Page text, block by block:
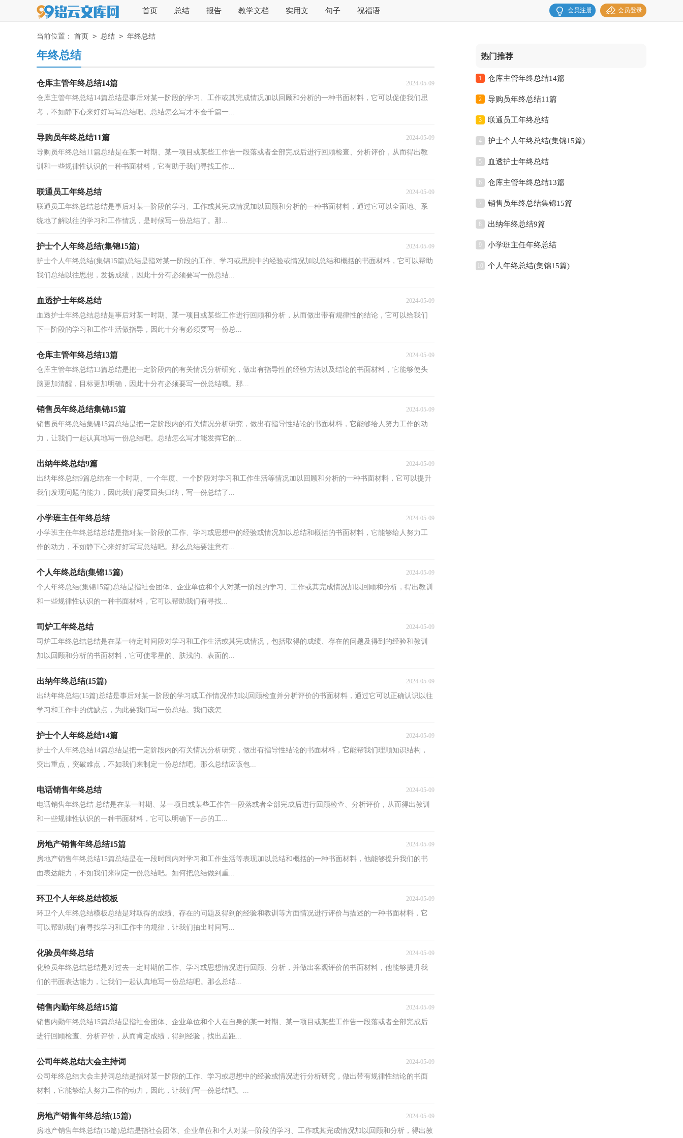
首页 总结 报告 教学文档 实用文 句子 祝福语 会员登录
会员注册
当前位置： 首页 > 总结 > 年终总结
年终总结
仓库主管年终总结14篇 2024-05-09
仓库主管年终总结14篇总结是事后对某一阶段的学习、工作或其完成情况加以回顾和分析的一种书面材料，它可以促使我们思
考，不如静下心来好好写写总结吧。总结怎么写才不会千篇一...
导购员年终总结11篇 2024-05-09
导购员年终总结11篇总结是在某一时期、某一项目或某些工作告一段落或者全部完成后进行回顾检查、分析评价，从而得出教
训和一些规律性认识的一种书面材料，它有助于我们寻找工作...
联通员工年终总结 2024-05-09
联通员工年终总结总结是事后对某一阶段的学习、工作或其完成情况加以回顾和分析的一种书面材料，通过它可以全面地、系
统地了解以往的学习和工作情况，是时候写一份总结了。那...
护士个人年终总结(集锦15篇) 2024-05-09
护士个人年终总结(集锦15篇)总结是指对某一阶段的工作、学习或思想中的经验或情况加以总结和概括的书面材料，它可以帮助
我们总结以往思想，发扬成绩，因此十分有必须要写一份总结...
血透护士年终总结 2024-05-09
血透护士年终总结总结是事后对某一时期、某一项目或某些工作进行回顾和分析，从而做出带有规律性的结论，它可以给我们
下一阶段的学习和工作生活做指导，因此十分有必须要写一份总...
仓库主管年终总结13篇 2024-05-09
仓库主管年终总结13篇总结是把一定阶段内的有关情况分析研究，做出有指导性的经验方法以及结论的书面材料，它能够使头
脑更加清醒，目标更加明确，因此十分有必须要写一份总结哦。那...
销售员年终总结集锦15篇 2024-05-09
销售员年终总结集锦15篇总结是把一定阶段内的有关情况分析研究，做出有指导性结论的书面材料，它能够给人努力工作的动
力，让我们一起认真地写一份总结吧。总结怎么写才能发挥它的...
出纳年终总结9篇 2024-05-09
出纳年终总结9篇总结在一个时期、一个年度、一个阶段对学习和工作生活等情况加以回顾和分析的一种书面材料，它可以提升
我们发现问题的能力，因此我们需要回头归纳，写一份总结了...
小学班主任年终总结 2024-05-09
小学班主任年终总结总结是指对某一阶段的工作、学习或思想中的经验或情况加以总结和概括的书面材料，它能够给人努力工
作的动力，不如静下心来好好写写总结吧。那么总结要注意有...
个人年终总结(集锦15篇) 2024-05-09
个人年终总结(集锦15篇)总结是指社会团体、企业单位和个人对某一阶段的学习、工作或其完成情况加以回顾和分析，得出教训
和一些规律性认识的一种书面材料，它可以帮助我们有寻找...
司炉工年终总结 2024-05-09
司炉工年终总结总结是在某一特定时间段对学习和工作生活或其完成情况，包括取得的成绩、存在的问题及得到的经验和教训
加以回顾和分析的书面材料，它可使零星的、肤浅的、表面的...
出纳年终总结(15篇) 2024-05-09
出纳年终总结(15篇)总结是事后对某一阶段的学习或工作情况作加以回顾检查并分析评价的书面材料，通过它可以正确认识以往
学习和工作中的优缺点，为此要我们写一份总结。我们该怎...
护士个人年终总结14篇 2024-05-09
护士个人年终总结14篇总结是把一定阶段内的有关情况分析研究，做出有指导性结论的书面材料，它能帮我们理顺知识结构，
突出重点，突破难点，不如我们来制定一份总结吧。那么总结应该包...
电话销售年终总结 2024-05-09
电话销售年终总结 总结是在某一时期、某一项目或某些工作告一段落或者全部完成后进行回顾检查、分析评价，从而得出教训
和一些规律性认识的一种书面材料，它可以明确下一步的工...
房地产销售年终总结15篇 2024-05-09
房地产销售年终总结15篇总结是在一段时间内对学习和工作生活等表现加以总结和概括的一种书面材料，他能够提升我们的书
面表达能力，不如我们来制定一份总结吧。如何把总结做到重...
环卫个人年终总结模板 2024-05-09
环卫个人年终总结模板总结是对取得的成绩、存在的问题及得到的经验和教训等方面情况进行评价与描述的一种书面材料，它
可以帮助我们有寻找学习和工作中的规律，让我们抽出时间写...
化验员年终总结 2024-05-09
化验员年终总结总结是对过去一定时期的工作、学习或思想情况进行回顾、分析，并做出客观评价的书面材料，他能够提升我
们的书面表达能力，让我们一起认真地写一份总结吧。那么总结...
销售内勤年终总结15篇 2024-05-09
销售内勤年终总结15篇总结是指社会团体、企业单位和个人在自身的某一时期、某一项目或某些工作告一段落或者全部完成后
进行回顾检查、分析评价，从而肯定成绩，得到经验，找出差距...
公司年终总结大会主持词 2024-05-09
公司年终总结大会主持词总结是指对某一阶段的工作、学习或思想中的经验或情况进行分析研究，做出带有规律性结论的书面
材料，它能够给人努力工作的动力，因此，让我们写一份总结吧。...
房地产销售年终总结(15篇) 2024-05-09
房地产销售年终总结(15篇)总结是指社会团体、企业单位和个人对某一阶段的学习、工作或其完成情况加以回顾和分析，得出教
热门推荐
1 仓库主管年终总结14篇
2 导购员年终总结11篇
3 联通员工年终总结
4 护士个人年终总结(集锦15篇)
5 血透护士年终总结
6 仓库主管年终总结13篇
7 销售员年终总结集锦15篇
8 出纳年终总结9篇
9 小学班主任年终总结
10 个人年终总结(集锦15篇)